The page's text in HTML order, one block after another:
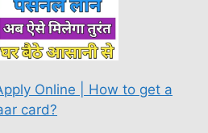
Online | How to get a
card?